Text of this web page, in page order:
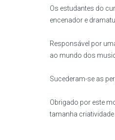
Os estudantes do
encenador e
Responsável por
ao mundo dos
Sucederam-se as
Obrigado por este
tamanha criatividade